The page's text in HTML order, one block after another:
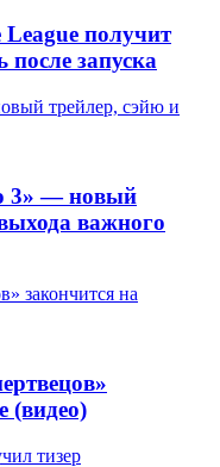
получит
запуска
трейлер, сэйю и
3» — новый
важного
закончится на
(видео)
тизер